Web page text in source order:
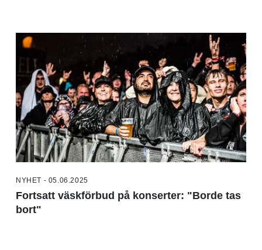
NYHET - 05.06.2025
Fortsatt väskförbud på konserter: "Borde tas
bort"